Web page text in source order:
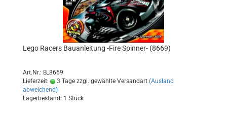
Lego Racers Bauanleitung -Fire Spinner- (8669)
Art.Nr.: B_8669
Lieferzeit:
3 Tage zzgl. gewählte Versandart (Ausland
abweichend)
Lagerbestand: 1 Stück